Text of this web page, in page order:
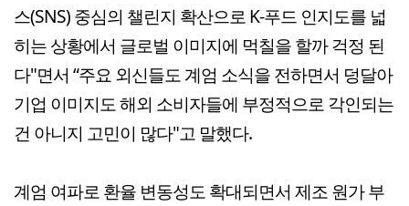
스(SNS) 중심의 챌린지 확산으로 K-푸드 인지도를 넓
히는 상황에서 글로벌 이미지에 먹칠을 할까 걱정 된
다"면서 “주요 외신들도 계엄 소식을 전하면서 덩달아
기업 이미지도 해외 소비자들에 부정적으로 각인되는
건 아니지 고민이 많다"고 말했다.
계엄 여파로 환율 변동성도 확대되면서 제조 원가 부